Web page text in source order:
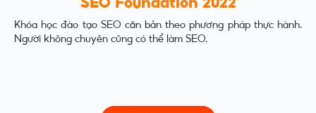
Khóa học đào tạo SEO căn bản theo phương pháp thực hành.
Người không chuyên cũng có thể làm SEO.